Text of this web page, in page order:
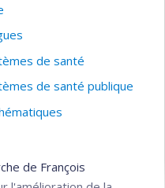
de santé
de santé publique
de François